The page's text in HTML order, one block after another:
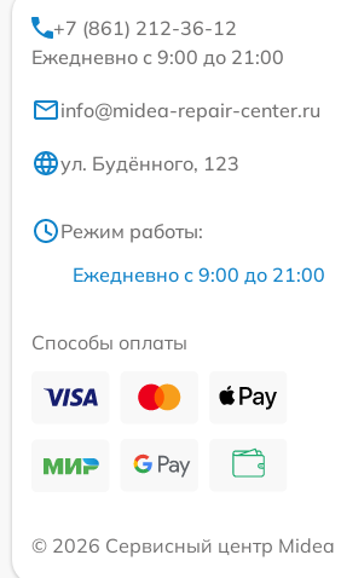
+7 (861) 212-36-12
Ежедневно с 9:00 до 21:00
info@midea-repair-center.ru
ул. Будённого, 123
Режим работы:
Ежедневно с 9:00 до 21:00
Способы оплаты
© 2026 Сервисный центр Midea